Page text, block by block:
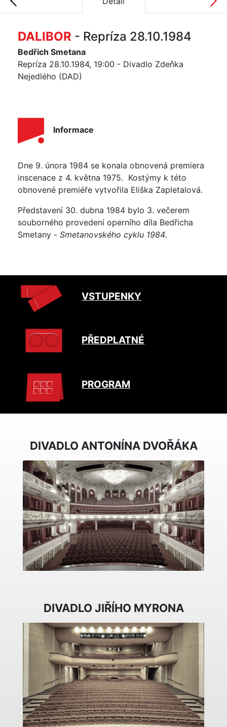
DALIBOR - Repríza 28.10.1984
Bedřich Smetana
Repríza 28.10.1984, 19:00 - Divadlo Zdeňka
Nejedlého (DAD)
Informace
Dne 9. února 1984 se konala obnovená premiera
inscenace z 4. května 1975. Kostýmy k této
obnovené premiéře vytvořila Eliška Zapletalová.
Představení 30. dubna 1984 bylo 3. večerem
souborného provedení operního díla Bedřicha
Smetany - Smetanovského cyklu 1984.
VSTUPENKY
PŘEDPLATNÉ
PROGRAM
DIVADLO ANTONÍNA DVOŘÁKA
DIVADLO JIŘÍHO MYRONA